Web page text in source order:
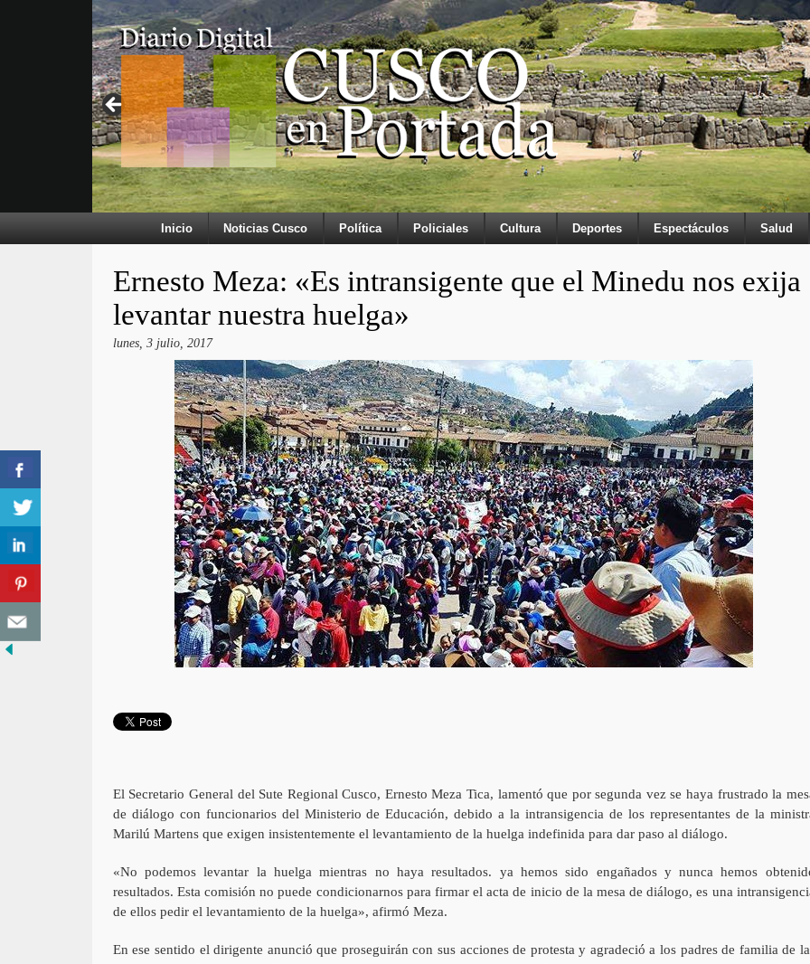
Inicio Noticias Cusco Política Policiales Cultura Deportes Espectáculos Salud
Ernesto Meza: «Es intransigente que el Minedu nos exija
levantar nuestra huelga»
lunes, 3 julio, 2017
El Secretario General del Sute Regional Cusco, Ernesto Meza Tica, lamentó que por segunda vez se haya frustrado la
de diálogo con funcionarios del Ministerio de Educación, debido a la intransigencia de los representantes de la
Marilú Martens que exigen insistentemente el levantamiento de la huelga indefinida para dar paso al diálogo.
«No podemos levantar la huelga mientras no haya resultados. ya hemos sido engañados y nunca hemos
resultados. Esta comisión no puede condicionarnos para firmar el acta de inicio de la mesa de diálogo, es una
de ellos pedir el levantamiento de la huelga», afirmó Meza.
En ese sentido el dirigente anunció que proseguirán con sus acciones de protesta y agradeció a los padres de familia de